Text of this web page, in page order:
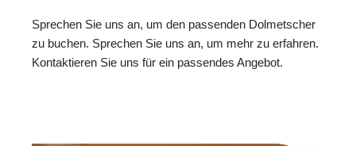
Sprechen Sie uns an, um den passenden Dolmetscher
zu buchen. Sprechen Sie uns an, um mehr zu erfahren.
Kontaktieren Sie uns für ein passendes Angebot.